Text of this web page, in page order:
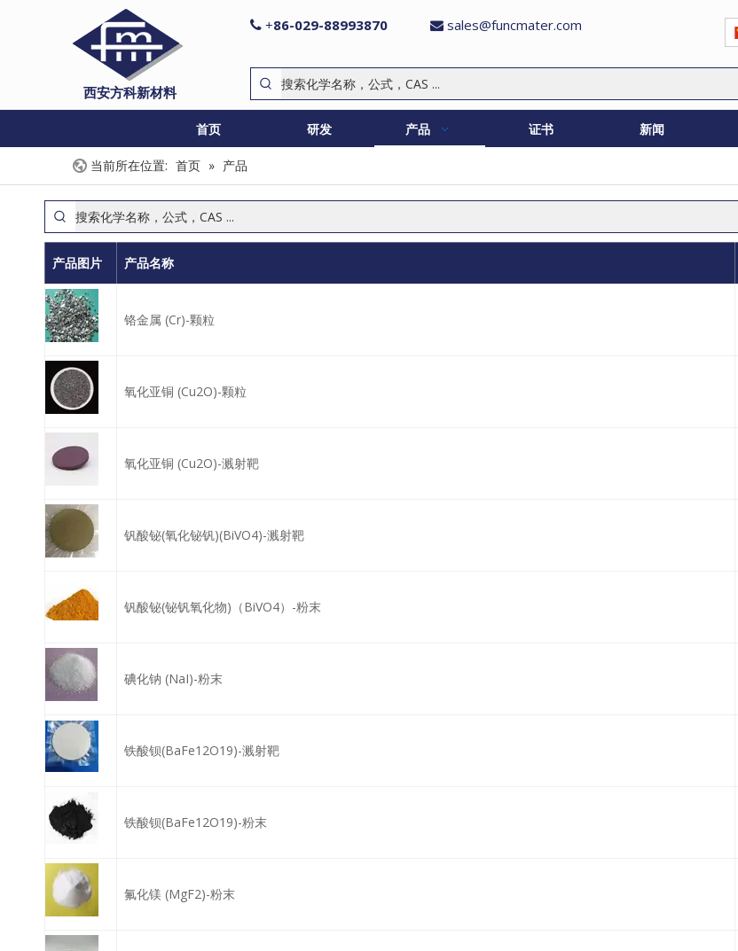
西安方科新材料
 +86-029-88993870  sales@funcmater.com
首页 研发 产品 证书 新闻
当前所在位置: 首页 » 产品
产品图片 产品名称
铬金属 (Cr)-颗粒
氧化亚铜 (Cu2O)-颗粒
氧化亚铜 (Cu2O)-溅射靶
钒酸铋(氧化铋钒)(BiVO4)-溅射靶
钒酸铋(铋钒氧化物)（BiVO4）-粉末
碘化钠 (NaI)-粉末
铁酸钡(BaFe12O19)-溅射靶
铁酸钡(BaFe12O19)-粉末
氟化镁 (MgF2)-粉末